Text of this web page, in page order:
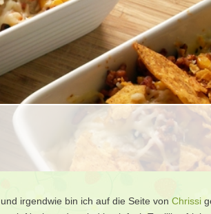
irgendwie bin ich auf die Seite von Chrissi